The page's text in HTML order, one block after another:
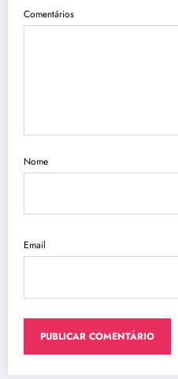
Comentários
Nome
Email